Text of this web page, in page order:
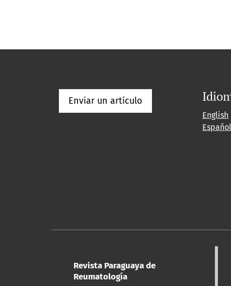
Enviar un artículo
English
Español
Revista Paraguaya de
Reumatología